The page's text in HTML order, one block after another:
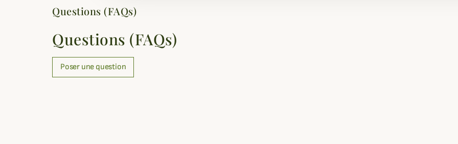
Questions (FAQs)
Questions (FAQs)
Poser une question